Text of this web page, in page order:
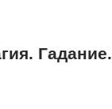
Гадание.